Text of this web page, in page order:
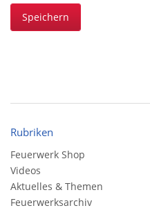
Speichern
Rubriken
Feuerwerk Shop
Videos
Aktuelles & Themen
Feuerwerksarchiv